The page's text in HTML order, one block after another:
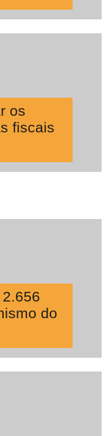
os
fiscais
do